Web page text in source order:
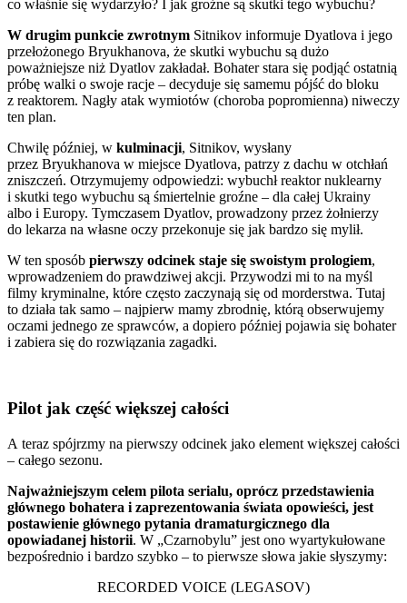
co właśnie się wydarzyło? I jak groźne są skutki tego wybuchu?
W drugim punkcie zwrotnym Sitnikov informuje Dyatlova i jego
przełożonego Bryukhanova, że skutki wybuchu są dużo
poważniejsze niż Dyatlov zakładał. Bohater stara się podjąć ostatnią
próbę walki o swoje racje – decyduje się samemu pójść do bloku
z reaktorem. Nagły atak wymiotów (choroba popromienna) niweczy
ten plan.
Chwilę później, w kulminacji, Sitnikov, wysłany
przez Bryukhanova w miejsce Dyatlova, patrzy z dachu w otchłań
zniszczeń. Otrzymujemy odpowiedzi: wybuchł reaktor nuklearny
i skutki tego wybuchu są śmiertelnie groźne – dla całej Ukrainy
albo i Europy. Tymczasem Dyatlov, prowadzony przez żołnierzy
do lekarza na własne oczy przekonuje się jak bardzo się mylił.
W ten sposób pierwszy odcinek staje się swoistym prologiem,
wprowadzeniem do prawdziwej akcji. Przywodzi mi to na myśl
filmy kryminalne, które często zaczynają się od morderstwa. Tutaj
to działa tak samo – najpierw mamy zbrodnię, którą obserwujemy
oczami jednego ze sprawców, a dopiero później pojawia się bohater
i zabiera się do rozwiązania zagadki.
Pilot jak część większej całości
A teraz spójrzmy na pierwszy odcinek jako element większej całości
– całego sezonu.
Najważniejszym celem pilota serialu, oprócz przedstawienia
głównego bohatera i zaprezentowania świata opowieści, jest
postawienie głównego pytania dramaturgicznego dla
opowiadanej historii. W „Czarnobylu” jest ono wyartykułowane
bezpośrednio i bardzo szybko – to pierwsze słowa jakie słyszymy:
RECORDED VOICE (LEGASOV)